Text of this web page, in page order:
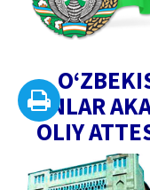
FANLAR
OLIY